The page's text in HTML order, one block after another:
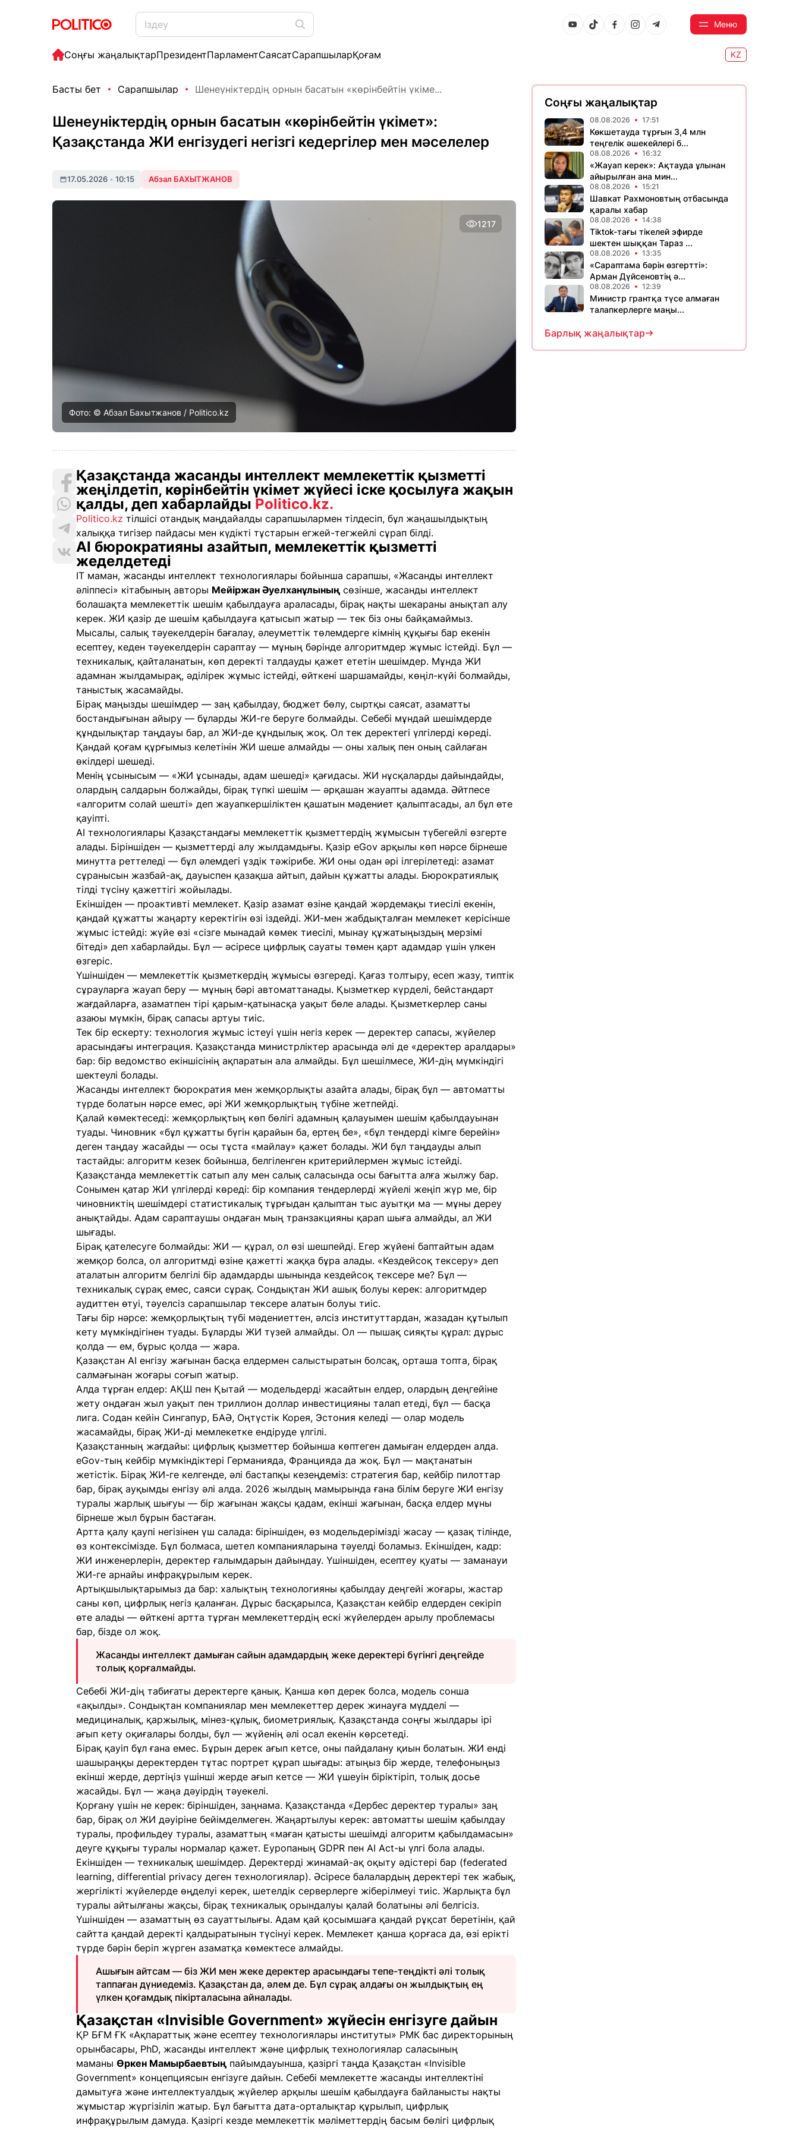
Меню
Соңғы жаңалықтарПрезидентПарламентСаясатСарапшыларҚоғам KZ
Басты бет Сарапшылар Шенеуніктердің орнын басатын «көрінбейтін үкіме...
Шенеуніктердің орнын басатын «көрінбейтін үкімет»:
Қазақстанда ЖИ енгізудегі негізгі кедергілер мен мәселелер
17.05.2026 • 10:15 Абзал БАХЫТЖАНОВ
1217
Фото: © Абзал Бахытжанов / Politico.kz
Қазақстанда жасанды интеллект мемлекеттік қызметті
жеңілдетіп, көрінбейтін үкімет жүйесі іске қосылуға жақын
қалды, деп хабарлайды Politico.kz.
Politico.kz тілшісі отандық маңдайалды сарапшылармен тілдесіп, бұл жаңашылдықтың
халыққа тигізер пайдасы мен күдікті тұстарын егжей-тегжейлі сұрап білді.
AI бюрократияны азайтып, мемлекеттік қызметті
жеделдетеді
ІТ маман, жасанды интеллект технологиялары бойынша сарапшы, «Жасанды интеллект
әліппесі» кітабының авторы Мейіржан Әуелханұлының сөзінше, жасанды интеллект
болашақта мемлекеттік шешім қабылдауға араласады, бірақ нақты шекараны анықтап алу
керек. ЖИ қазір де шешім қабылдауға қатысып жатыр — тек біз оны байқамаймыз.
Мысалы, салық тәуекелдерін бағалау, әлеуметтік төлемдерге кімнің құқығы бар екенін
есептеу, кеден тәуекелдерін сараптау — мұның бәрінде алгоритмдер жұмыс істейді. Бұл —
техникалық, қайталанатын, көп деректі талдауды қажет ететін шешімдер. Мұнда ЖИ
адамнан жылдамырақ, әділірек жұмыс істейді, өйткені шаршамайды, көңіл-күйі болмайды,
таныстық жасамайды.
Бірақ маңызды шешімдер — заң қабылдау, бюджет бөлу, сыртқы саясат, азаматты
бостандығынан айыру — бұларды ЖИ-ге беруге болмайды. Себебі мұндай шешімдерде
құндылықтар таңдауы бар, ал ЖИ-де құндылық жоқ. Ол тек деректегі үлгілерді көреді.
Қандай қоғам құрғымыз келетінін ЖИ шеше алмайды — оны халық пен оның сайлаған
өкілдері шешеді.
Менің ұсынысым — «ЖИ ұсынады, адам шешеді» қағидасы. ЖИ нұсқаларды дайындайды,
олардың салдарын болжайды, бірақ түпкі шешім — әрқашан жауапты адамда. Әйтпесе
«алгоритм солай шешті» деп жауапкершіліктен қашатын мәдениет қалыптасады, ал бұл өте
қауіпті.
AI технологиялары Қазақстандағы мемлекеттік қызметтердің жұмысын түбегейлі өзгерте
алады. Біріншіден — қызметтерді алу жылдамдығы. Қазір eGov арқылы көп нәрсе бірнеше
минутта реттеледі — бұл әлемдегі үздік тәжірибе. ЖИ оны одан әрі ілгерілетеді: азамат
сұранысын жазбай-ақ, дауыспен қазақша айтып, дайын құжатты алады. Бюрократиялық
тілді түсіну қажеттігі жойылады.
Екіншіден — проактивті мемлекет. Қазір азамат өзіне қандай жәрдемақы тиесілі екенін,
қандай құжатты жаңарту керектігін өзі іздейді. ЖИ-мен жабдықталған мемлекет керісінше
жұмыс істейді: жүйе өзі «сізге мынадай көмек тиесілі, мынау құжатыңыздың мерзімі
бітеді» деп хабарлайды. Бұл — әсіресе цифрлық сауаты төмен қарт адамдар үшін үлкен
өзгеріс.
Үшіншіден — мемлекеттік қызметкердің жұмысы өзгереді. Қағаз толтыру, есеп жазу, типтік
сұрауларға жауап беру — мұның бәрі автоматтанады. Қызметкер күрделі, бейстандарт
жағдайларға, азаматпен тірі қарым-қатынасқа уақыт бөле алады. Қызметкерлер саны
азаюы мүмкін, бірақ сапасы артуы тиіс.
Тек бір ескерту: технология жұмыс істеуі үшін негіз керек — деректер сапасы, жүйелер
арасындағы интеграция. Қазақстанда министрліктер арасында әлі де «деректер аралдары»
бар: бір ведомство екіншісінің ақпаратын ала алмайды. Бұл шешілмесе, ЖИ-дің мүмкіндігі
шектеулі болады.
Жасанды интеллект бюрократия мен жемқорлықты азайта алады, бірақ бұл — автоматты
түрде болатын нәрсе емес, әрі ЖИ жемқорлықтың түбіне жетпейді.
Қалай көмектеседі: жемқорлықтың көп бөлігі адамның қалауымен шешім қабылдауынан
туады. Чиновник «бұл құжатты бүгін қарайын ба, ертең бе», «бұл тендерді кімге берейін»
деген таңдау жасайды — осы тұста «майлау» қажет болады. ЖИ бұл таңдауды алып
тастайды: алгоритм кезек бойынша, белгіленген критерийлермен жұмыс істейді.
Қазақстанда мемлекеттік сатып алу мен салық саласында осы бағытта алға жылжу бар.
Сонымен қатар ЖИ үлгілерді көреді: бір компания тендерлерді жүйелі жеңіп жүр ме, бір
чиновниктің шешімдері статистикалық тұрғыдан қалыптан тыс ауытқи ма — мұны дереу
анықтайды. Адам сараптаушы ондаған мың транзакцияны қарап шыға алмайды, ал ЖИ
шығады.
Бірақ қателесуге болмайды: ЖИ — құрал, ол өзі шешпейді. Егер жүйені баптайтын адам
жемқор болса, ол алгоритмді өзіне қажетті жаққа бұра алады. «Кездейсоқ тексеру» деп
аталатын алгоритм белгілі бір адамдарды шынында кездейсоқ тексере ме? Бұл —
техникалық сұрақ емес, саяси сұрақ. Сондықтан ЖИ ашық болуы керек: алгоритмдер
аудиттен өтуі, тәуелсіз сарапшылар тексере алатын болуы тиіс.
Тағы бір нәрсе: жемқорлықтың түбі мәдениеттен, әлсіз институттардан, жазадан құтылып
кету мүмкіндігінен туады. Бұларды ЖИ түзей алмайды. Ол — пышақ сияқты құрал: дұрыс
қолда — ем, бұрыс қолда — жара.
Қазақстан AI енгізу жағынан басқа елдермен салыстыратын болсақ, орташа топта, бірақ
салмағынан жоғары соғып жатыр.
Алда тұрған елдер: АҚШ пен Қытай — модельдерді жасайтын елдер, олардың деңгейіне
жету ондаған жыл уақыт пен триллион доллар инвестицияны талап етеді, бұл — басқа
лига. Содан кейін Сингапур, БАӘ, Оңтүстік Корея, Эстония келеді — олар модель
жасамайды, бірақ ЖИ-ді мемлекетке ендіруде үлгілі.
Қазақстанның жағдайы: цифрлық қызметтер бойынша көптеген дамыған елдерден алда.
eGov-тың кейбір мүмкіндіктері Германияда, Францияда да жоқ. Бұл — мақтанатын
жетістік. Бірақ ЖИ-ге келгенде, әлі бастапқы кезеңдеміз: стратегия бар, кейбір пилоттар
бар, бірақ ауқымды енгізу әлі алда. 2026 жылдың мамырында ғана білім беруге ЖИ енгізу
туралы жарлық шығуы — бір жағынан жақсы қадам, екінші жағынан, басқа елдер мұны
бірнеше жыл бұрын бастаған.
Артта қалу қаупі негізінен үш салада: біріншіден, өз модельдерімізді жасау — қазақ тілінде,
өз контексімізде. Бұл болмаса, шетел компанияларына тәуелді боламыз. Екіншіден, кадр:
ЖИ инженерлерін, деректер ғалымдарын дайындау. Үшіншіден, есептеу қуаты — заманауи
ЖИ-ге арнайы инфрақұрылым керек.
Артықшылықтарымыз да бар: халықтың технологияны қабылдау деңгейі жоғары, жастар
саны көп, цифрлық негіз қаланған. Дұрыс басқарылса, Қазақстан кейбір елдерден секіріп
өте алады — өйткені артта тұрған мемлекеттердің ескі жүйелерден арылу проблемасы
бар, бізде ол жоқ.
Жасанды интеллект дамыған сайын адамдардың жеке деректері бүгінгі деңгейде
толық қорғалмайды.
Себебі ЖИ-дің табиғаты деректерге қанық. Қанша көп дерек болса, модель сонша
«ақылды». Сондықтан компаниялар мен мемлекеттер дерек жинауға мүдделі —
медициналық, қаржылық, мінез-құлық, биометриялық. Қазақстанда соңғы жылдары ірі
ағып кету оқиғалары болды, бұл — жүйенің әлі осал екенін көрсетеді.
Бірақ қауіп бұл ғана емес. Бұрын дерек ағып кетсе, оны пайдалану қиын болатын. ЖИ енді
шашыраңқы деректерден тұтас портрет құрап шығады: атыңыз бір жерде, телефоныңыз
екінші жерде, дертіңіз үшінші жерде ағып кетсе — ЖИ үшеуін біріктіріп, толық досье
жасайды. Бұл — жаңа дәуірдің тәуекелі.
Қорғану үшін не керек: біріншіден, заңнама. Қазақстанда «Дербес деректер туралы» заң
бар, бірақ ол ЖИ дәуіріне бейімделмеген. Жаңартылуы керек: автоматты шешім қабылдау
туралы, профильдеу туралы, азаматтың «маған қатысты шешімді алгоритм қабылдамасын»
деуге құқығы туралы нормалар қажет. Еуропаның GDPR пен AI Act-ы үлгі бола алады.
Екіншіден — техникалық шешімдер. Деректерді жинамай-ақ оқыту әдістері бар (federated
learning, differential privacy деген технологиялар). Әсіресе балалардың деректері тек жабық,
жергілікті жүйелерде өңделуі керек, шетелдік серверлерге жіберілмеуі тиіс. Жарлықта бұл
туралы айтылғаны жақсы, бірақ техникалық орындалуы қалай болатыны әлі белгісіз.
Үшіншіден — азаматтың өз сауаттылығы. Адам қай қосымшаға қандай рұқсат беретінін, қай
сайтта қандай деректі қалдыратынын түсінуі керек. Мемлекет қанша қорғаса да, өзі ерікті
түрде бәрін беріп жүрген азаматқа көмектесе алмайды.
Ашығын айтсам — біз ЖИ мен жеке деректер арасындағы тепе-теңдікті әлі толық
таппаған дүниедеміз. Қазақстан да, әлем де. Бұл сұрақ алдағы он жылдықтың ең
үлкен қоғамдық пікірталасына айналады.
Қазақстан «Invisible Government» жүйесін енгізуге дайын
ҚР БҒМ ҒК «Ақпараттық және есептеу технологиялары институты» РМК бас директорының
орынбасары, PhD, жасанды интеллект және цифрлық технологиялар саласының
маманы Өркен Мамырбаевтың пайымдауынша, қазіргі таңда Қазақстан «Invisible
Government» концепциясын енгізуге дайын. Себебі мемлекетте жасанды интеллектіні
дамытуға және интеллектуалдық жүйелер арқылы шешім қабылдауға байланысты нақты
жұмыстар жүргізіліп жатыр. Бұл бағытта дата-орталықтар құрылып, цифрлық
инфрақұрылым дамуда. Қазіргі кезде мемлекеттік мәліметтердің басым бөлігі цифрлық
Соңғы жаңалықтар
08.08.2026 17:51
Көкшетауда тұрғын 3,4 млн
теңгелік әшекейлері б...
08.08.2026 16:32
«Жауап керек»: Ақтауда ұлынан
айырылған ана мин...
08.08.2026 15:21
Шавкат Рахмоновтың отбасында
қаралы хабар
08.08.2026 14:38
Tiktok-тағы тікелей эфирде
шектен шыққан Тараз ...
08.08.2026 13:35
«Сараптама бәрін өзгертті»:
Арман Дүйсеновтің ә...
08.08.2026 12:39
Министр грантқа түсе алмаған
талапкерлерге маңы...
Барлық жаңалықтар